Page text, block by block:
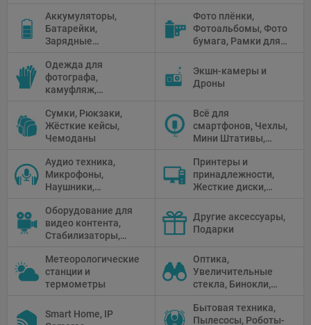
Рефлекторы,
Отражатели,
Предметные
Аккумуляторы,
Батарейки,
Зарядные
питания, Солнечные
панели
Фото плёнки,
Фотоальбомы, Фото
бумага, Рамки для
камеры
Одежда для
фотографа,
камуфляж,
Экшн-камеры и
Дроны
Сумки, Рюкзаки,
Жёсткие кейсы,
Чемоданы
Всё для
смартфонов, Чехлы,
Мини Штативы,
Аудио техника,
Микрофоны,
Наушники,
микшеры, Кабели и
адаптеры
Принтеры и
принадлежности,
Жесткие диски,
Проекторы,
Графические
Планшеты, Бумага
Оборудование для
видео контента,
Стабилизаторы,
Мониторы,
Профессиональное
видео
Другие аксессуары,
Подарки
Метеорологические
станции и
термометры
Оптика,
Увеличительные
стекла, Бинокли,
Телескопы,
Прицелы,
Smart Home, IP
Бытовая техника,
Пылесосы, Роботы-